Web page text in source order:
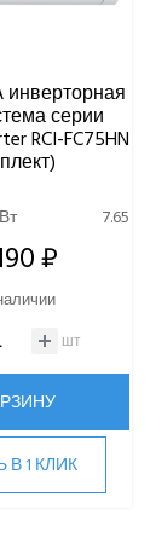
инверторная
серии
RCI-FC75HN
7.65
₽
шт
В 1 КЛИК